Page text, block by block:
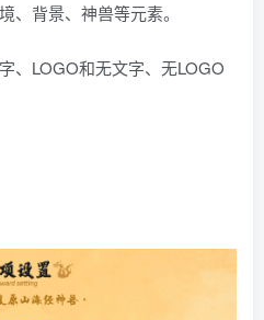
、背景、神兽等元素。
、LOGO和无文字、无LOGO